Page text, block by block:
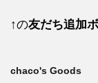
↑の友だち追加
chaco's Goods